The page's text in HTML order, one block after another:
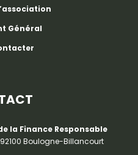
Général
la Finance Responsable
Boulogne-Billancourt